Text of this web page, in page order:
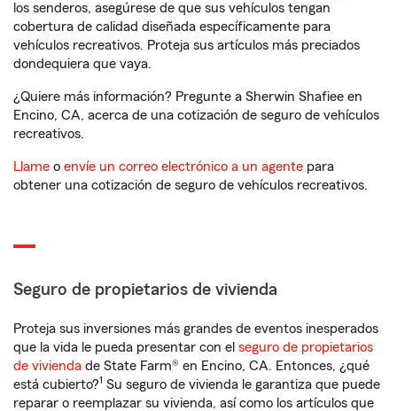
los senderos, asegúrese de que sus vehículos tengan
cobertura de calidad diseñada específicamente para
vehículos recreativos. Proteja sus artículos más preciados
dondequiera que vaya.
¿Quiere más información? Pregunte a Sherwin Shafiee en
Encino, CA, acerca de una cotización de seguro de vehículos
recreativos.
Llame o envíe un correo electrónico a un agente para
obtener una cotización de seguro de vehículos recreativos.
Seguro de propietarios de vivienda
Proteja sus inversiones más grandes de eventos inesperados
que la vida le pueda presentar con el seguro de propietarios
de vivienda de State Farm® en Encino, CA. Entonces, ¿qué
está cubierto?1 Su seguro de vivienda le garantiza que puede
reparar o reemplazar su vivienda, así como los artículos que